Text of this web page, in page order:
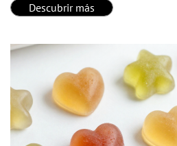
Descubrir más